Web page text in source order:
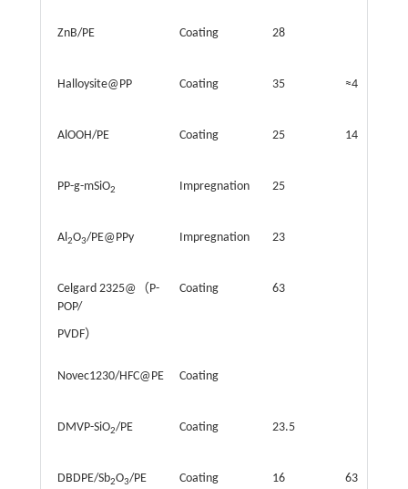
ZnB/PE Coating 28
Halloysite@PP Coating 35 ≈42
AlOOH/PE Coating 25 145.1
PP-g-mSiO2 Impregnation 25
Al2O3/PE@PPy Impregnation 23
Celgard 2325@（P-
POP/
PVDF）
Coating 63
Novec1230/HFC@PE Coating
DMVP-SiO2/PE Coating 23.5
DBDPE/Sb2O3/PE Coating 16 63.8